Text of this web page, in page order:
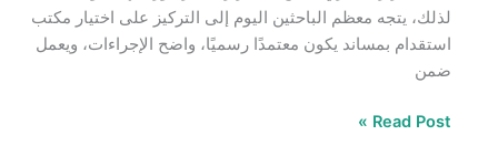
لذلك، يتجه معظم الباحثين اليوم إلى التركيز على اختيار مكتب
استقدام بمساند يكون معتمدًا رسميًا، واضح الإجراءات، ويعمل
ضمن
Read Post »